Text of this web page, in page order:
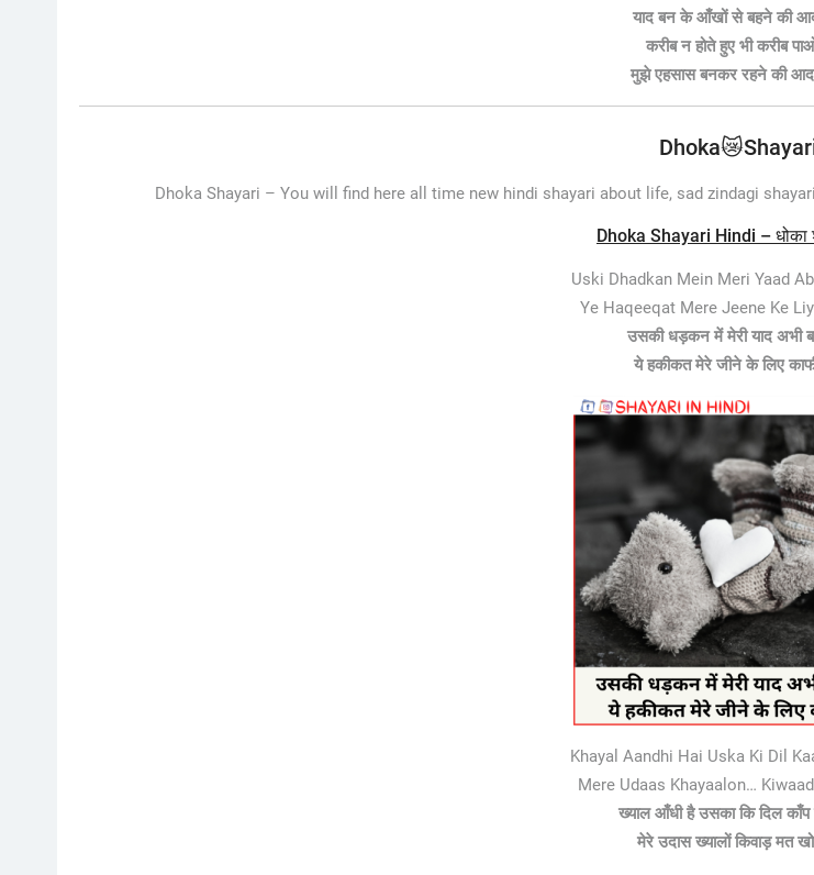
याद बन के आँखों से बहने की
करीब न होते हुए भी करीब
मुझे एहसास बनकर रहने की
Dhoka Shayari – You will find here all time new hindi shayari about life, sad zindagi
Dhoka Shayari Hindi – धोका
Uski Dhadkan Mein Meri Yaad
Ye Haqeeqat Mere Jeene Ke
उसकी धड़कन में मेरी याद अभी
ये हकीकत मेरे जीने के लिए
Khayal Aandhi Hai Uska Ki Dil
Mere Udaas Khayaalon…
ख्याल आँधी है उसका कि दिल काँप
मेरे उदास ख्यालों किवाड़ मत